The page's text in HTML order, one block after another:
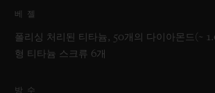
베젤
폴리싱 처리된 티타늄, 50개의 다이아몬드(~
형 티타늄 스크류 6개
방수